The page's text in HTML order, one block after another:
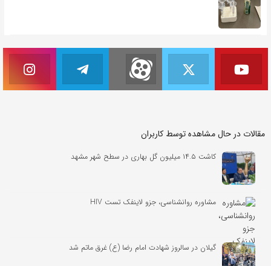
مقالات در حال مشاهده توسط کاربران
کاشت ۱۴.۵ میلیون گل بهاری در سطح شهر مشهد
مشاوره روانشناسی، جزو لاینفک تست HIV
گیلان در سالروز شهادت امام رضا (ع) غرق ماتم شد